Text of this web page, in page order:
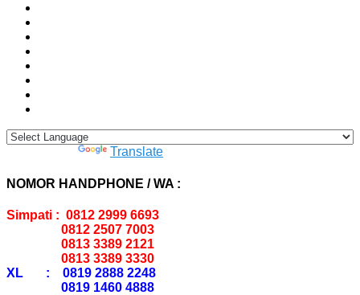
Translate
NOMOR HANDPHONE / WA :
Simpati : 0812 2999 6693
0812 2507 7003
0813 3389 2121
0813 3389 3330
XL : 0819 2888 2248
0819 1460 4888